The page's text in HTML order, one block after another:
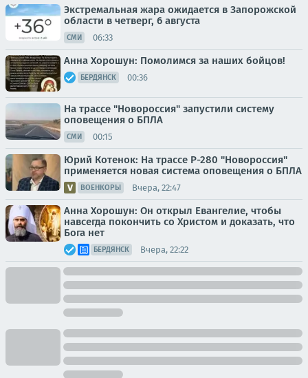
Экстремальная жара ожидается в Запорожской
области в четверг, 6 августа
СМИ 06:33
Анна Хорошун: Помолимся за наших бойцов!
БЕРДЯНСК 00:36
На трассе "Новороссия" запустили систему
оповещения о БПЛА
СМИ 00:15
Юрий Котенок: На трассе Р-280 "Новороссия"
применяется новая система оповещения о БПЛА
ВОЕНКОРЫ Вчера, 22:47
Анна Хорошун: Он открыл Евангелие, чтобы
навсегда покончить со Христом и доказать, что
Бога нет
БЕРДЯНСК Вчера, 22:22